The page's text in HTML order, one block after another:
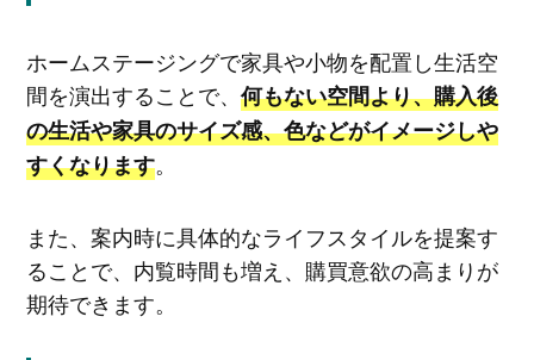
ホームステージングで家具や小物を配置し生活空
間を演出することで、 何もない空間より、購入後
の生活や家具のサイズ感、色などがイメージしや
すくなります。
また、案内時に具体的なライフスタイルを提案す
ることで、内覧時間も増え、購買意欲の高まりが
期待できます。